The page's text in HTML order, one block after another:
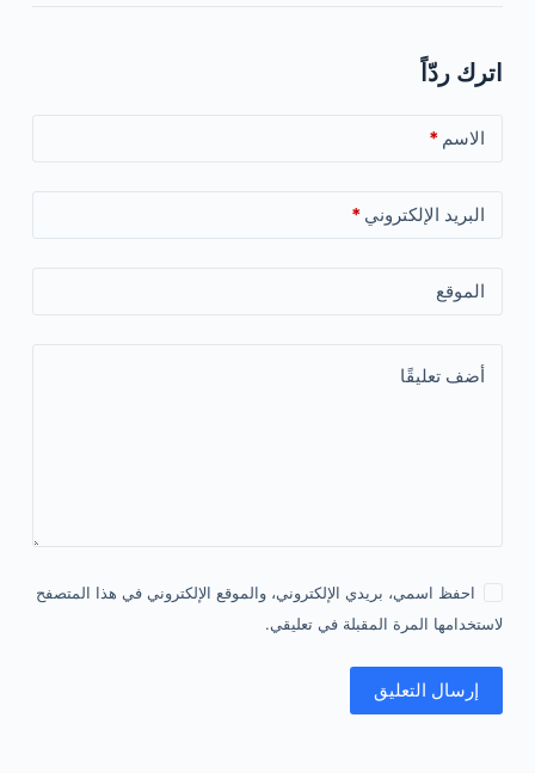
اترك ردّاً
الاسم *
البريد الإلكتروني *
الموقع
أضف تعليقًا
احفظ اسمي، بريدي الإلكتروني، والموقع الإلكتروني في هذا المتصفح
لاستخدامها المرة المقبلة في تعليقي.
إرسال التعليق